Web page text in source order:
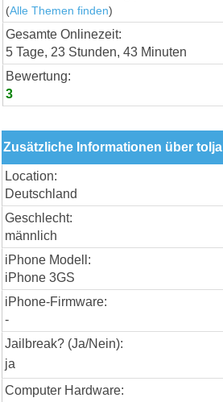
(Alle Themen finden)
Gesamte Onlinezeit:
5 Tage, 23 Stunden, 43 Minuten
Bewertung:
3
Zusätzliche Informationen über tolja
Location:
Deutschland
Geschlecht:
männlich
iPhone Modell:
iPhone 3GS
iPhone-Firmware:
-
Jailbreak? (Ja/Nein):
ja
Computer Hardware: